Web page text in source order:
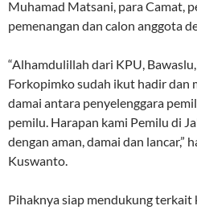
Muhamad Matsani, para Camat,
pemenangan dan calon anggota
“Alhamdulillah dari KPU,
Forkopimko sudah ikut hadir dan
damai antara penyelenggara
pemilu. Harapan kami Pemilu di
dengan aman, damai dan lancar,”
Kuswanto.
Pihaknya siap mendukung terkait